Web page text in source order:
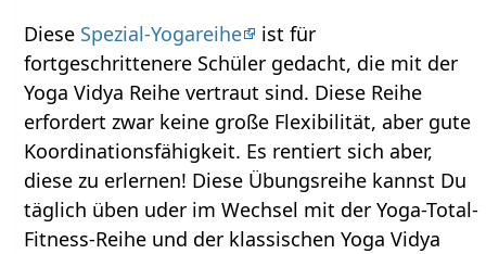
Diese Spezial-Yogareihe
ist für
fortgeschrittenere Schüler gedacht, die mit der
Yoga Vidya Reihe vertraut sind. Diese Reihe
erfordert zwar keine große Flexibilität, aber gute
Koordinationsfähigkeit. Es rentiert sich aber,
diese zu erlernen! Diese Übungsreihe kannst Du
täglich üben uder im Wechsel mit der Yoga-Total-
Fitness-Reihe und der klassischen Yoga Vidya